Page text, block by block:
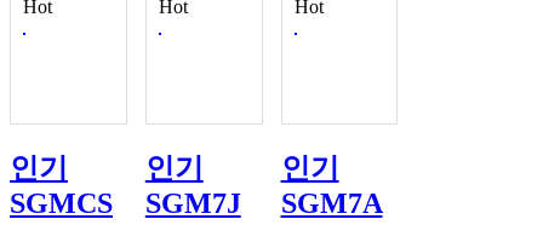
Hot
인기
SGMCS
Hot
인기
SGM7J
Hot
인기
SGM7A